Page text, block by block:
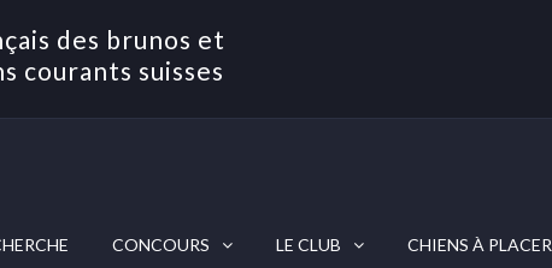
des brunos et
courants suisses
CONCOURS LE CLUB CHIENS À PLACER